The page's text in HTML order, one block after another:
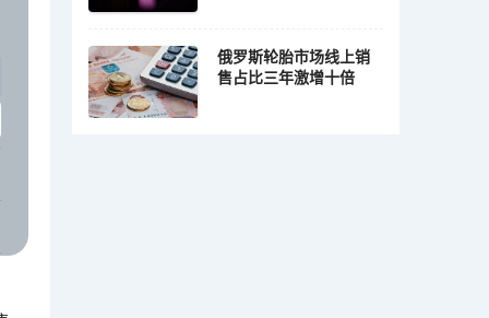
俄罗斯轮胎市场线上销
售占比三年激增十倍